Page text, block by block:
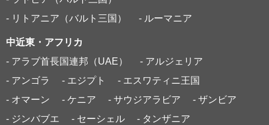
- リトアニア（バルト三国）
- ルーマニア
中近東・アフリカ
- アラブ首長国連邦（UAE）
- アルジェリア
- アンゴラ
- エジプト
- エスワティニ王国
- オマーン
- ケニア - サウジアラビア
- ザンビア
- ジンバブエ
- セーシェル
- タンザニア